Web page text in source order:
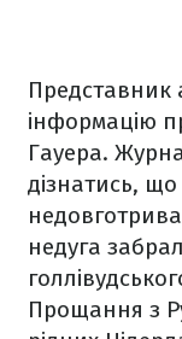
Представник
інформацію
Гауера.
дізнатись,
недуга
Прощання з